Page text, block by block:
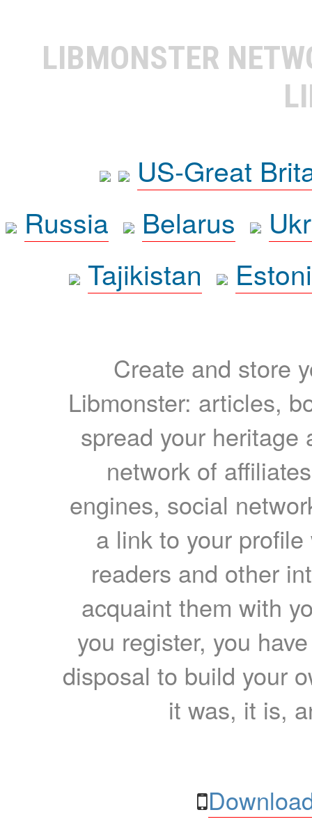
LIBMONSTER
US-Great
Russia
Belarus
Tajikistan
Create and store
Libmonster: articles,
spread your heritage
network of
engines, social
a link to your
readers and other
acquaint them with
you register, you
disposal to build your
it was, it is,